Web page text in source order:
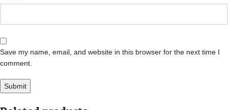
Save my name, email, and website in this browser for the next time I
comment.